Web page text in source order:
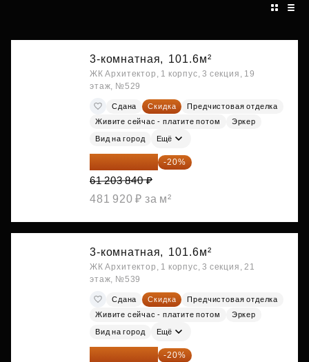
3-комнатная, 101.6м²
ЖК Архитектор, 1 корпус, 3 секция, 19
этаж, №529
Сдана Скидка
Предчистовая отделка
Живите сейчас - платите потом
Эркер
Вид на город Ещё
48 963 072 ₽ -20%
61 203 840 ₽
481 920 ₽ за м²
3-комнатная, 101.6м²
ЖК Архитектор, 1 корпус, 3 секция, 21
этаж, №539
Сдана Скидка
Предчистовая отделка
Живите сейчас - платите потом
Эркер
Вид на город Ещё
49 288 192 ₽ -20%